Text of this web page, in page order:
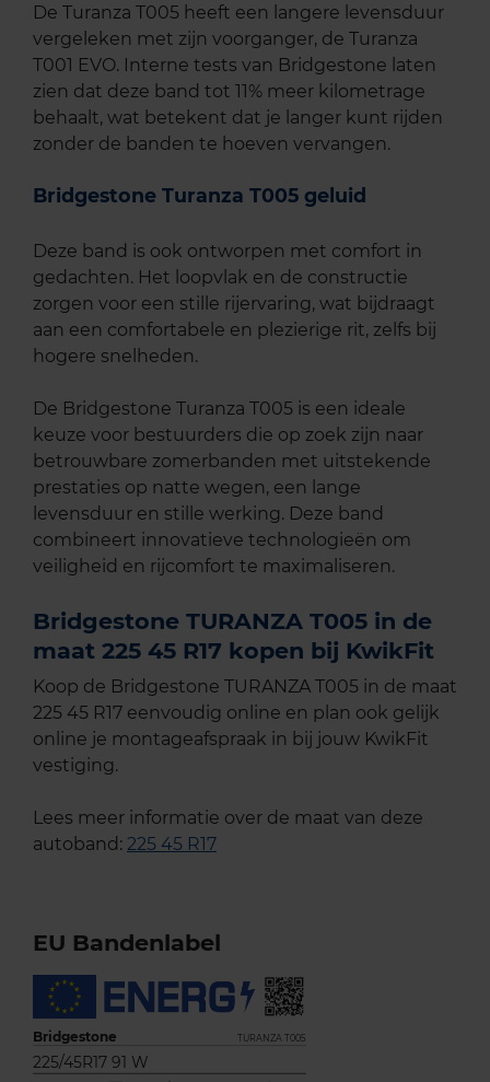
De Turanza T005 heeft een langere levensduur
vergeleken met zijn voorganger, de Turanza
T001 EVO. Interne tests van Bridgestone laten
zien dat deze band tot 11% meer kilometrage
behaalt, wat betekent dat je langer kunt rijden
zonder de banden te hoeven vervangen.
Bridgestone Turanza T005 geluid
Deze band is ook ontworpen met comfort in
gedachten. Het loopvlak en de constructie
zorgen voor een stille rijervaring, wat bijdraagt
aan een comfortabele en plezierige rit, zelfs bij
hogere snelheden.
De Bridgestone Turanza T005 is een ideale
keuze voor bestuurders die op zoek zijn naar
betrouwbare zomerbanden met uitstekende
prestaties op natte wegen, een lange
levensduur en stille werking. Deze band
combineert innovatieve technologieën om
veiligheid en rijcomfort te maximaliseren.
Bridgestone TURANZA T005 in de
maat 225 45 R17 kopen bij KwikFit
Koop de Bridgestone TURANZA T005 in de maat
225 45 R17 eenvoudig online en plan ook gelijk
online je montageafspraak in bij jouw KwikFit
vestiging.
Lees meer informatie over de maat van deze
autoband: 225 45 R17
EU Bandenlabel
Bridgestone TURANZA T005
225/45R17 91 W